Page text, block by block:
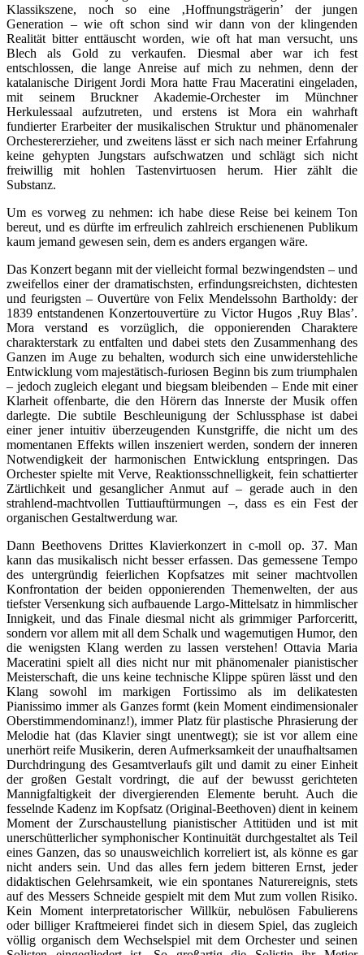
Klassikszene, noch so eine ‚Hoffnungsträgerin’ der jungen
Generation – wie oft schon sind wir dann von der klingenden
Realität bitter enttäuscht worden, wie oft hat man versucht, uns
Blech als Gold zu verkaufen. Diesmal aber war ich fest
entschlossen, die lange Anreise auf mich zu nehmen, denn der
katalanische Dirigent Jordi Mora hatte Frau Maceratini eingeladen,
mit seinem Bruckner Akademie-Orchester im Münchner
Herkulessaal aufzutreten, und erstens ist Mora ein wahrhaft
fundierter Erarbeiter der musikalischen Struktur und phänomenaler
Orchestererzieher, und zweitens lässt er sich nach meiner Erfahrung
keine gehypten Jungstars aufschwatzen und schlägt sich nicht
freiwillig mit hohlen Tastenvirtuosen herum. Hier zählt die
Substanz.
Um es vorweg zu nehmen: ich habe diese Reise bei keinem Ton
bereut, und es dürfte im erfreulich zahlreich erschienenen Publikum
kaum jemand gewesen sein, dem es anders ergangen wäre.
Das Konzert begann mit der vielleicht formal bezwingendsten – und
zweifellos einer der dramatischsten, erfindungsreichsten, dichtesten
und feurigsten – Ouvertüre von Felix Mendelssohn Bartholdy: der
1839 entstandenen Konzertouvertüre zu Victor Hugos ‚Ruy Blas’.
Mora verstand es vorzüglich, die opponierenden Charaktere
charakterstark zu entfalten und dabei stets den Zusammenhang des
Ganzen im Auge zu behalten, wodurch sich eine unwiderstehliche
Entwicklung vom majestätisch-furiosen Beginn bis zum triumphalen
– jedoch zugleich elegant und biegsam bleibenden – Ende mit einer
Klarheit offenbarte, die den Hörern das Innerste der Musik offen
darlegte. Die subtile Beschleunigung der Schlussphase ist dabei
einer jener intuitiv überzeugenden Kunstgriffe, die nicht um des
momentanen Effekts willen inszeniert werden, sondern der inneren
Notwendigkeit der harmonischen Entwicklung entspringen. Das
Orchester spielte mit Verve, Reaktionsschnelligkeit, fein schattierter
Zärtlichkeit und gesanglicher Anmut auf – gerade auch in den
strahlend-machtvollen Tuttiauftürmungen –, dass es ein Fest der
organischen Gestaltwerdung war.
Dann Beethovens Drittes Klavierkonzert in c-moll op. 37. Man
kann das musikalisch nicht besser erfassen. Das gemessene Tempo
des untergründig feierlichen Kopfsatzes mit seiner machtvollen
Konfrontation der beiden opponierenden Themenwelten, der aus
tiefster Versenkung sich aufbauende Largo-Mittelsatz in himmlischer
Innigkeit, und das Finale diesmal nicht als grimmiger Parforceritt,
sondern vor allem mit all dem Schalk und wagemutigen Humor, den
die wenigsten Klang werden zu lassen verstehen! Ottavia Maria
Maceratini spielt all dies nicht nur mit phänomenaler pianistischer
Meisterschaft, die uns keine technische Klippe spüren lässt und den
Klang sowohl im markigen Fortissimo als im delikatesten
Pianissimo immer als Ganzes formt (kein Moment eindimensionaler
Oberstimmendominanz!), immer Platz für plastische Phrasierung der
Melodie hat (das Klavier singt unentwegt); sie ist vor allem eine
unerhört reife Musikerin, deren Aufmerksamkeit der unaufhaltsamen
Durchdringung des Gesamtverlaufs gilt und damit zu einer Einheit
der großen Gestalt vordringt, die auf der bewusst gerichteten
Mannigfaltigkeit der divergierenden Elemente beruht. Auch die
fesselnde Kadenz im Kopfsatz (Original-Beethoven) dient in keinem
Moment der Zurschaustellung pianistischer Attitüden und ist mit
unerschütterlicher symphonischer Kontinuität durchgestaltet als Teil
eines Ganzen, das so unausweichlich korreliert ist, als könne es gar
nicht anders sein. Und das alles fern jedem bitteren Ernst, jeder
didaktischen Gelehrsamkeit, wie ein spontanes Naturereignis, stets
auf des Messers Schneide gespielt mit dem Mut zum vollen Risiko.
Kein Moment interpretatorischer Willkür, nebulösen Fabulierens
oder billiger Kraftmeierei findet sich in diesem Spiel, das zugleich
völlig organisch dem Wechselspiel mit dem Orchester und seinen